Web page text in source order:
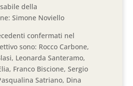
della
Simone Noviello
confermati nel
sono: Rocco Carbone,
Leonarda Santeramo,
Franco Biscione, Sergio
Satriano, Dina